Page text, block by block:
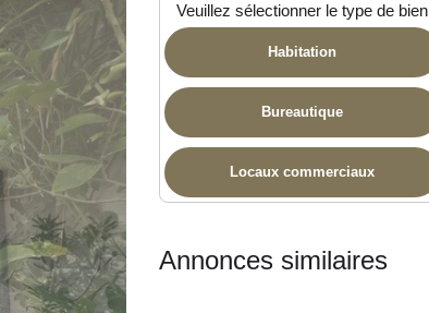
Veuillez sélectionner le type de bien
Habitation
Bureautique
Locaux commerciaux
Annonces similaires